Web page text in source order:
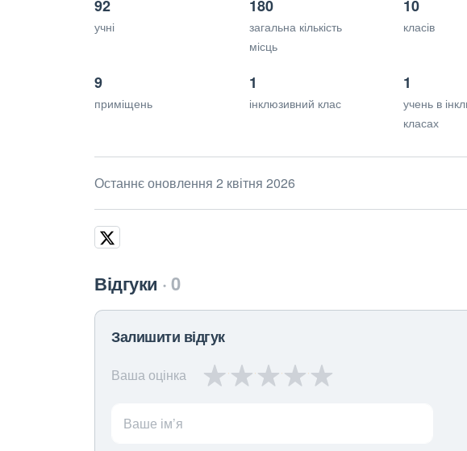
92
учні
180
загальна кількість
місць
10
класів
9
приміщень
1
інклюзивний клас
1
учень в
класах
Останнє оновлення 2 квітня 2026
Відгуки 0
Залишити відгук
Ваша оцінка
Ваше ім’я